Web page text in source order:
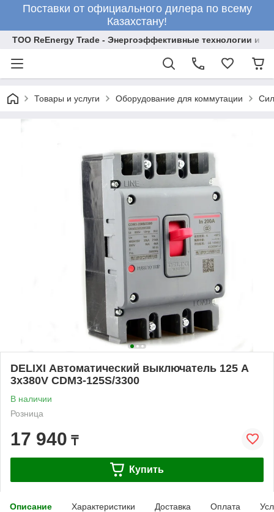
Поставки от официального дилера по всему
Казахстану!
ТОО ReEnergy Trade - Энергоэффективные технологии и
Товары и услуги Оборудование для коммутации
DELIXI Автоматический выключатель 125 А
3х380V CDM3-125S/3300
В наличии
Розница
17 940 ₸
Купить
Описание Характеристики Доставка Оплата